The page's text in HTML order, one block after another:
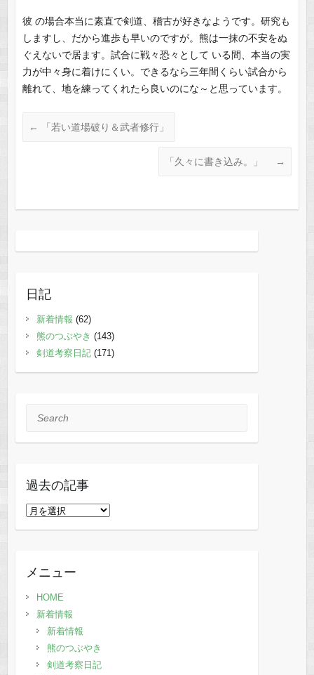
彼 の場合本当に素直で剣道、稽古が好きなようです。研究も
しますし、だから進歩も早いのですが。熊は一抹の不安をぬ
ぐえないで居ます。試合に戦々恐々として いる間、本当の実
力が中々身に着けにくい。できるなら三年間くらい試合から
離れて、地を練ってくれたら良いのにな～と思っています。
← 「若い道場破り＆武者修行」
「久々に書き込み。」 →
日記
新着情報 (62)
熊のつぶやき (143)
剣道考察日記(171)
Search
過去の記事
過
事メニュー
HOME
新着情報
新着情報
熊のつぶやき
剣道考察日記